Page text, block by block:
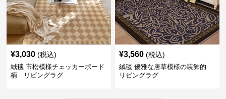
¥3,030 (税込)
絨毯 市松模様チェッカーボード
柄 リビングラグ
¥3,560 (税込)
絨毯 優雅な唐草模様の装飾的
リビングラグ